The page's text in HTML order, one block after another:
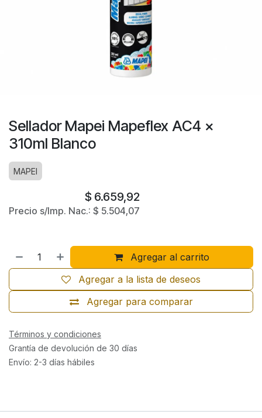
Sellador Mapei Mapeflex AC4 x
310ml Blanco
MAPEI
$ 6.659,92
Precio s/Imp. Nac.: $ 5.504,07
Agregar al carrito
Agregar para comparar
Agregar a la lista de deseos
Términos y condiciones
Grantía de devolución de 30 días
Envío: 2-3 días hábiles